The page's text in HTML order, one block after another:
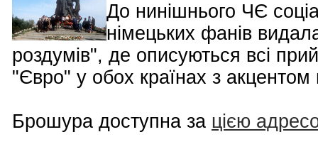
До нинішнього ЧЄ
німецьких фанів
роздумів", де описуються всі
"Євро" у обох країнах з акцентом
Брошура доступна за цією